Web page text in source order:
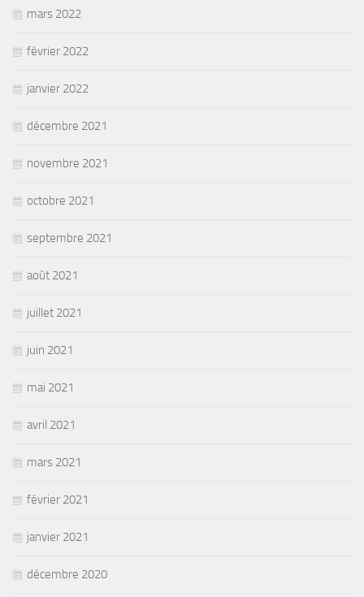
mars 2022
février 2022
janvier 2022
décembre 2021
novembre 2021
octobre 2021
septembre 2021
août 2021
juillet 2021
juin 2021
mai 2021
avril 2021
mars 2021
février 2021
janvier 2021
décembre 2020